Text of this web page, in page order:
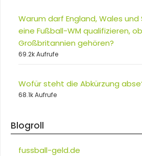
Warum darf England, Wales
eine Fußball-WM qualifizieren,
Großbritannien gehören?
69.2k Aufrufe
Wofür steht die Abkürzung
68.1k Aufrufe
Blogroll
fussball-geld.de